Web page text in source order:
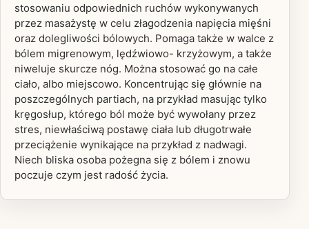
stosowaniu odpowiednich ruchów wykonywanych
przez masażystę w celu złagodzenia napięcia mięśni
oraz dolegliwości bólowych. Pomaga także w walce z
bólem migrenowym, lędźwiowo- krzyżowym, a także
niweluje skurcze nóg. Można stosować go na całe
ciało, albo miejscowo. Koncentrując się głównie na
poszczególnych partiach, na przykład masując tylko
kręgosłup, którego ból może być wywołany przez
stres, niewłaściwą postawę ciała lub długotrwałe
przeciążenie wynikające na przykład z nadwagi.
Niech bliska osoba pożegna się z bólem i znowu
poczuje czym jest radość życia.